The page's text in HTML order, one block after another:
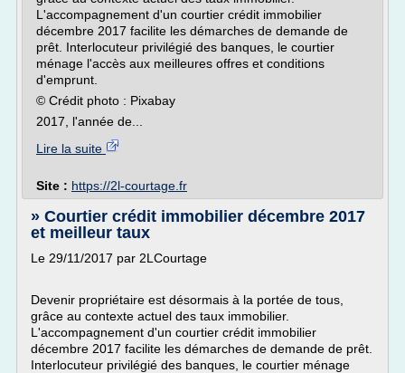
L'accompagnement d'un courtier crédit immobilier
décembre 2017 facilite les démarches de demande de
prêt. Interlocuteur privilégié des banques, le courtier
ménage l'accès aux meilleures offres et conditions
d'emprunt.
© Crédit photo : Pixabay
2017, l'année de...
Lire la suite
Site : https://2l-courtage.fr
» Courtier crédit immobilier décembre 2017
et meilleur taux
Le 29/11/2017 par 2LCourtage
Devenir propriétaire est désormais à la portée de tous,
grâce au contexte actuel des taux immobilier.
L'accompagnement d'un courtier crédit immobilier
décembre 2017 facilite les démarches de demande de prêt.
Interlocuteur privilégié des banques, le courtier ménage